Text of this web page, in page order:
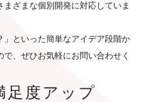
まざまな個別開発に対応していま
」といった簡単なアイデア段階か
、ぜひお気軽にお問い合わせく
足度アップ